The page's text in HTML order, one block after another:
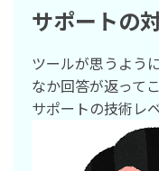
サポートの
ツールが思うよう
なか回答が返ってこ
サポートの技術レ